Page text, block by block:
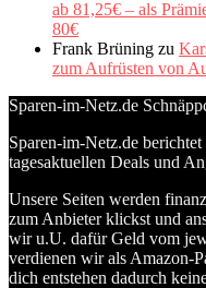
ab 81,25€ – als
80€
Frank Brüning zu
zum Aufrüsten von
Sparen-im-Netz.de
Sparen-im-Netz.de
tagesaktuellen Deals und
Unsere Seiten werden
zum Anbieter klickst und
wir u.U. dafür Geld vom
verdienen wir als Amazon-
dich entstehen dadurch